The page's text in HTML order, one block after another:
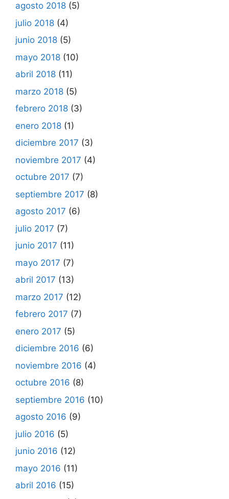
agosto 2018 (5)
julio 2018 (4)
junio 2018 (5)
mayo 2018 (10)
abril 2018 (11)
marzo 2018 (5)
febrero 2018 (3)
enero 2018 (1)
diciembre 2017 (3)
noviembre 2017 (4)
octubre 2017 (7)
septiembre 2017 (8)
agosto 2017 (6)
julio 2017 (7)
junio 2017 (11)
mayo 2017 (7)
abril 2017 (13)
marzo 2017 (12)
febrero 2017 (7)
enero 2017 (5)
diciembre 2016 (6)
noviembre 2016 (4)
octubre 2016 (8)
septiembre 2016 (10)
agosto 2016 (9)
julio 2016 (5)
junio 2016 (12)
mayo 2016 (11)
abril 2016 (15)